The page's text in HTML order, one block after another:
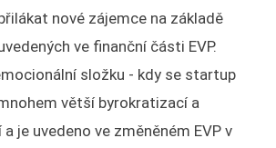
nové zájemce na základě
ve finanční části EVP.
složku - kdy se startup
větší byrokratizací a
je uvedeno ve změněném EVP v